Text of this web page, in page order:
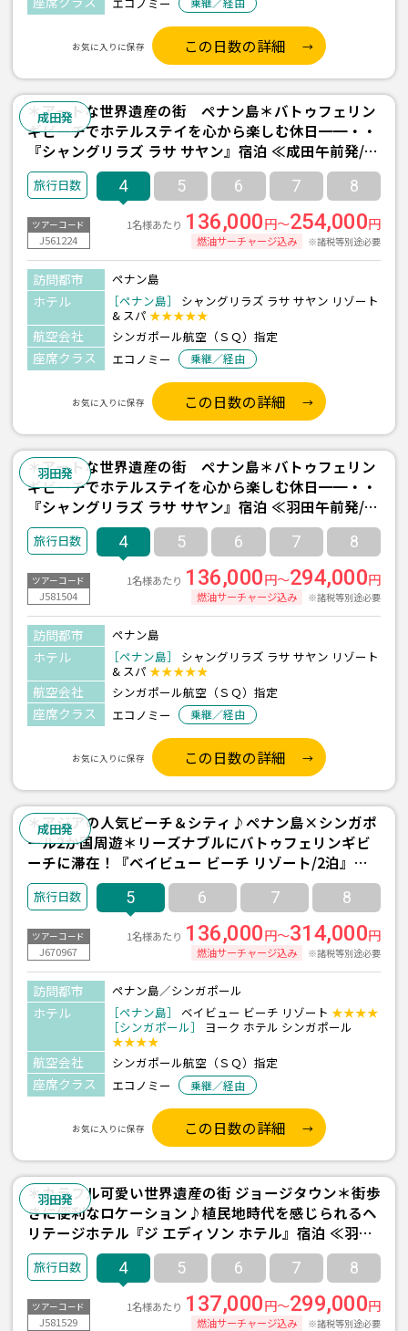
エコノミー
お気に入りに保存 この日数の詳細
成田発
＊アートな世界遺産の街 ペナン島＊バトゥフェリン
ギビーチでホテルステイを心から楽しむ休日━━・・
『シャングリラズ ラサ サヤン』宿泊 ≪成田午前発/シ
ンガポール航空利用/ペナン島 2泊4日間/朝食付き≫
4 5 6 7 8
ツアーコード
J561224
1名様あたり 136,000円～254,000円
燃油サーチャージ込み ※諸税等別途必要
訪問都市 ペナン島
ホテル ［ペナン島］
シャングリラズ ラサ サヤン リゾート
& スパ ★★★★★
航空会社 シンガポール航空（ＳＱ）指定
座席クラス エコノミー 乗継／経由
お気に入りに保存 この日数の詳細
羽田発
＊アートな世界遺産の街 ペナン島＊バトゥフェリン
ギビーチでホテルステイを心から楽しむ休日━━・・
『シャングリラズ ラサ サヤン』宿泊 ≪羽田午前発/シ
ンガポール航空利用/ペナン島 2泊4日間/朝食付き≫
4 5 6 7 8
ツアーコード
J581504
1名様あたり 136,000円～294,000円
燃油サーチャージ込み ※諸税等別途必要
訪問都市 ペナン島
ホテル ［ペナン島］
シャングリラズ ラサ サヤン リゾート
& スパ ★★★★★
航空会社 シンガポール航空（ＳＱ）指定
座席クラス エコノミー 乗継／経由
お気に入りに保存 この日数の詳細
成田発
＊アジアの人気ビーチ＆シティ♪ペナン島×シンガポ
ール2か国周遊＊リーズナブルにバトゥフェリンギビ
ーチに滞在！『ベイビュー ビーチ リゾート/2泊』＆
『ヨークホテル/1泊』宿泊 ≪成田発/シンガポール航
空利用 3泊5日間≫
5 6 7 8
ツアーコード
J670967
1名様あたり 136,000円～314,000円
燃油サーチャージ込み ※諸税等別途必要
訪問都市 ペナン島／シンガポール
ホテル ［ペナン島］ ベイビュー ビーチ リゾート ★★★★
［シンガポール］
ヨーク ホテル シンガポール
★★★★
航空会社 シンガポール航空（ＳＱ）指定
座席クラス エコノミー 乗継／経由
お気に入りに保存 この日数の詳細
羽田発
＊カラフル可愛い世界遺産の街 ジョージタウン＊街歩
きに便利なロケーション♪植民地時代を感じられるヘ
リテージホテル『ジ エディソン ホテル』宿泊 ≪羽田
午前発/シンガポール航空利用/ペナン島 2泊4日間/朝
食付き≫
4 5 6 7 8
ツアーコード
J581529
1名様あたり 137,000円～299,000円
燃油サーチャージ込み ※諸税等別途必要